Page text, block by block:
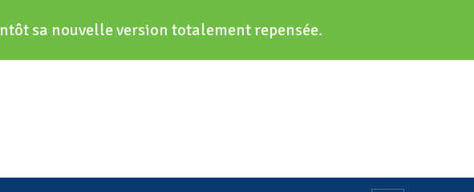
sa nouvelle version totalement repensée.